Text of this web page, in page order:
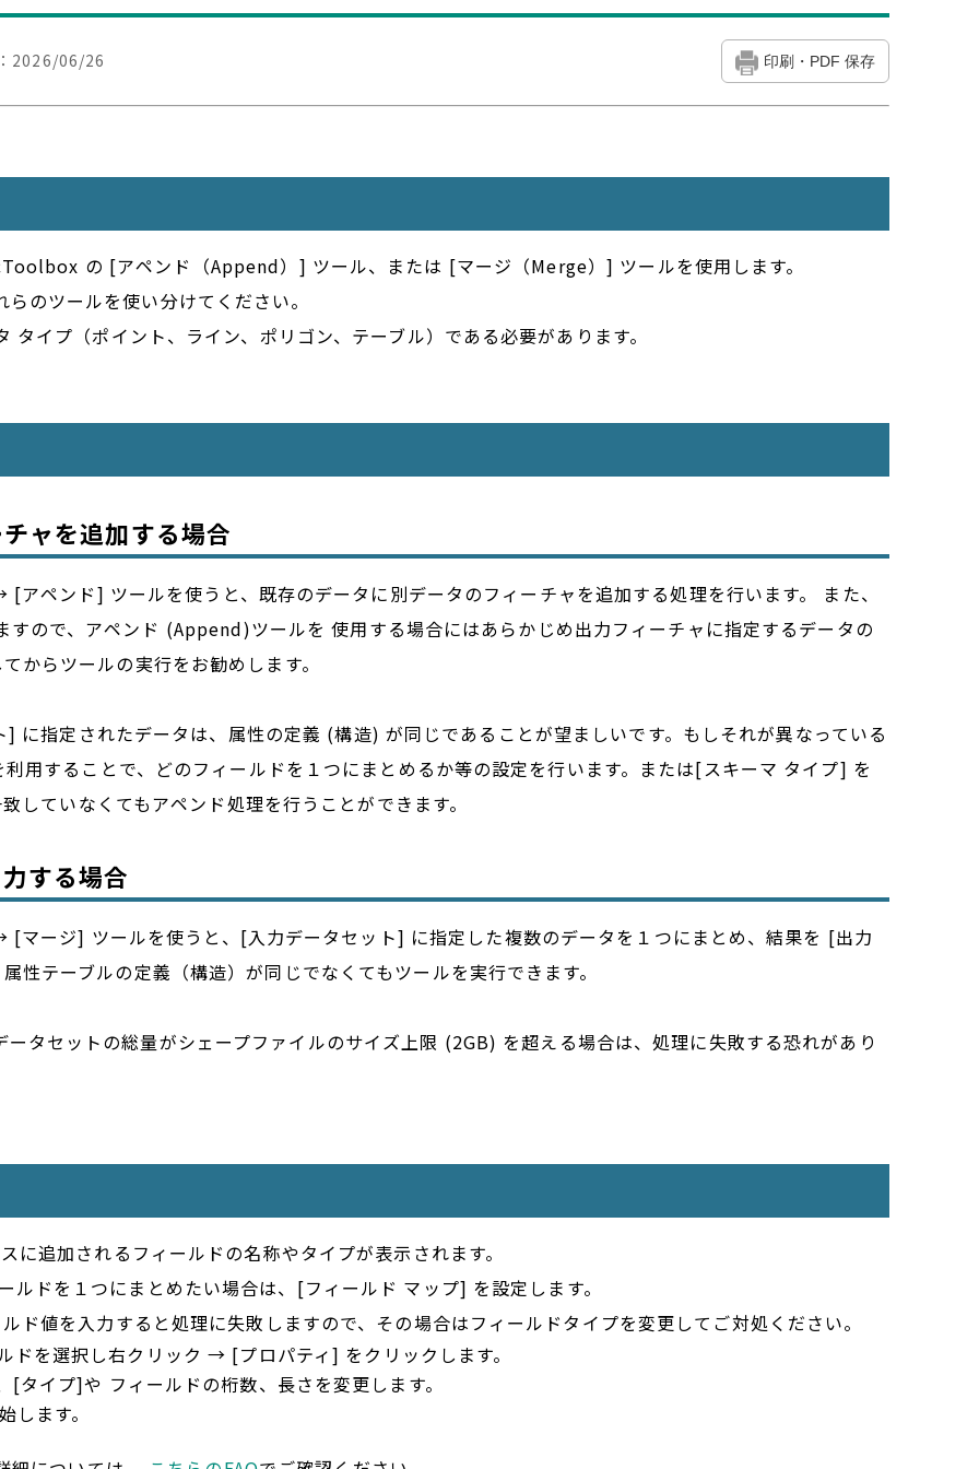
2026/06/26 印刷・PDF 保存
の [アペンド（Append）] ツール、または [マージ（Merge）] ツールを使用します。
のツールを使い分けてください。
イプ（ポイント、ライン、ポリゴン、テーブル）である必要があります。
ャを追加する場合
ンド] ツールを使うと、既存のデータに別データのフィーチャを追加する処理を行います。 また、
ので、アペンド (Append)ツールを 使用する場合にはあらかじめ出力フィーチャに指定するデータの
からツールの実行をお勧めします。
指定されたデータは、属性の定義 (構造) が同じであることが望ましいです。もしそれが異なっている
用することで、どのフィールドを１つにまとめるか等の設定を行います。または[スキーマ タイプ] を
ていなくてもアペンド処理を行うことができます。
する場合
ジ] ツールを使うと、[入力データセット] に指定した複数のデータを１つにまとめ、結果を [出力
性テーブルの定義（構造）が同じでなくてもツールを実行できます。
タセットの総量がシェープファイルのサイズ上限 (2GB) を超える場合は、処理に失敗する恐れがあり
追加されるフィールドの名称やタイプが表示されます。
ドを１つにまとめたい場合は、[フィールド マップ] を設定します。
値を入力すると処理に失敗しますので、その場合はフィールドタイプを変更してご対処ください。
を選択し右クリック → [プロパティ] をクリックします。
イプ]や フィールドの桁数、長さを変更します。
ます。